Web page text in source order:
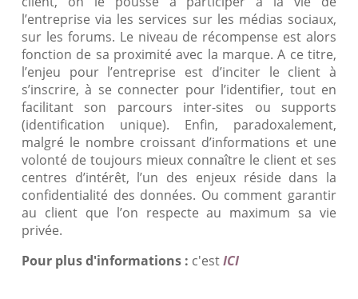
l’entreprise via les services sur les médias sociaux,
sur les forums. Le niveau de récompense est alors
fonction de sa proximité avec la marque. A ce titre,
l’enjeu pour l’entreprise est d’inciter le client à
s’inscrire, à se connecter pour l’identifier, tout en
facilitant son parcours inter-sites ou supports
(identification unique). Enfin, paradoxalement,
malgré le nombre croissant d’informations et une
volonté de toujours mieux connaître le client et ses
centres d’intérêt, l’un des enjeux réside dans la
confidentialité des données. Ou comment garantir
au client que l’on respecte au maximum sa vie
privée.
Pour plus d'informations : c'estICI